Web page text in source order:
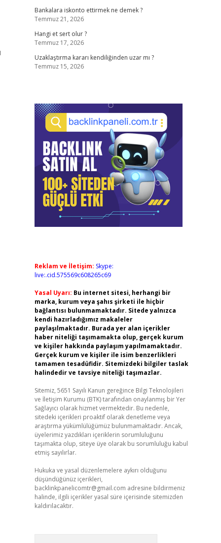
Bankalara iskonto ettirmek ne demek ?
Temmuz 21, 2026
Hangi et sert olur ?
Temmuz 17, 2026
Uzaklaştırma kararı kendiliğinden uzar mı ?
Temmuz 15, 2026
Reklam ve İletişim: Skype:
live:.cid.575569c608265c69
Yasal Uyarı: Bu internet sitesi, herhangi bir
marka, kurum veya şahıs şirketi ile hiçbir
bağlantısı bulunmamaktadır. Sitede yalnızca
kendi hazırladığımız makaleler
paylaşılmaktadır. Burada yer alan içerikler
haber niteliği taşımamakta olup, gerçek kurum
ve kişiler hakkında paylaşım yapılmamaktadır.
Gerçek kurum ve kişiler ile isim benzerlikleri
tamamen tesadüfidir. Sitemizdeki bilgiler taslak
halindedir ve tavsiye niteliği taşımazlar.
Sitemiz, 5651 Sayılı Kanun gereğince Bilgi Teknolojileri
ve İletişim Kurumu (BTK) tarafından onaylanmış bir Yer
Sağlayıcı olarak hizmet vermektedir. Bu nedenle,
sitedeki içerikleri proaktif olarak denetleme veya
araştırma yükümlülüğümüz bulunmamaktadır. Ancak,
üyelerimiz yazdıkları içeriklerin sorumluluğunu
taşımakta olup, siteye üye olarak bu sorumluluğu kabul
etmiş sayılırlar.
Hukuka ve yasal düzenlemelere aykırı olduğunu
düşündüğünüz içerikleri,
backlinkpanelicomtr@gmail.com adresine bildirmeniz
halinde, ilgili içerikler yasal süre içerisinde sitemizden
kaldırılacaktır.